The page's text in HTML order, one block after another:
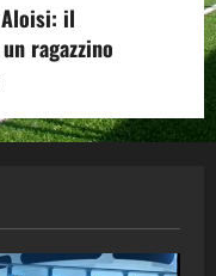
Aloisi: il
ragazzino